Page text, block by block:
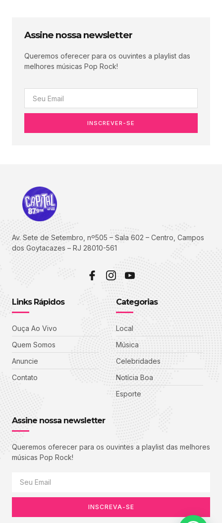
Assine nossa newsletter
Queremos oferecer para os ouvintes a playlist das
melhores músicas Pop Rock!
INSCREVER-SE
Av. Sete de Setembro, nº505 – Sala 602 – Centro, Campos
dos Goytacazes – RJ 28010-561
Links Rápidos
Ouça Ao Vivo
Quem Somos
Anuncie
Contato
Categorias
Local
Música
Celebridades
Notícia Boa
Esporte
Assine nossa newsletter
Queremos oferecer para os ouvintes a playlist das melhores
músicas Pop Rock!
INSCREVA-SE